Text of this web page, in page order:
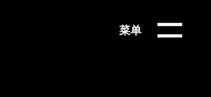
菜单